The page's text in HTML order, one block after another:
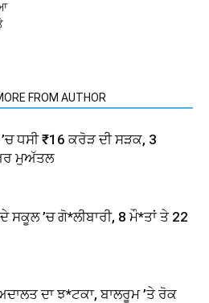
FROM AUTHOR
’ਚ ਧਸੀ ₹16 ਕਰੋੜ ਦੀ ਸੜਕ, 3
ਮੁਅੱਤਲ
ਸਕੂਲ ’ਚ ਗੋ*ਲੀਬਾਰੀ, 8 ਮੌ*ਤਾਂ ਤੇ 22
ਦਾ ਝ*ਟਕਾ, ਬਾਲਰੂਮ ’ਤੇ ਰੋਕ